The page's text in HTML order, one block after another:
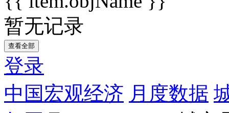
暂无记录
查看全部
登录
中国宏观经济 月度数据